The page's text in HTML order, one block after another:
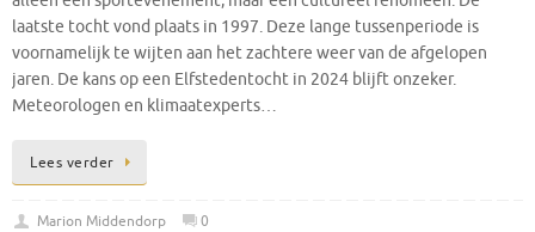
laatste tocht vond plaats in 1997. Deze lange tussenperiode is
voornamelijk te wijten aan het zachtere weer van de afgelopen
jaren. De kans op een Elfstedentocht in 2024 blijft onzeker.
Meteorologen en klimaatexperts…
Lees verder
Marion Middendorp 0